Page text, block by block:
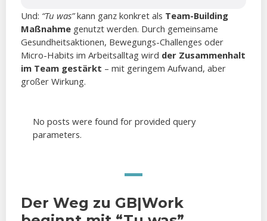
Und: “Tu was”kann ganz konkret als Team-Building
Maßnahme genutzt werden. Durch gemeinsame
Gesundheitsaktionen, Bewegungs-Challenges oder
Micro-Habits im Arbeitsalltag wird der Zusammenhalt
im Team gestärkt – mit geringem Aufwand, aber
großer Wirkung.
No posts were found for provided query
parameters.
Der Weg zu GB|Work